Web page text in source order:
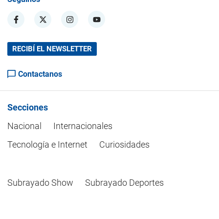
RECIBÍ EL NEWSLETTER
Contactanos
Secciones
Nacional
Internacionales
Tecnología e Internet
Curiosidades
Subrayado Show Subrayado Deportes